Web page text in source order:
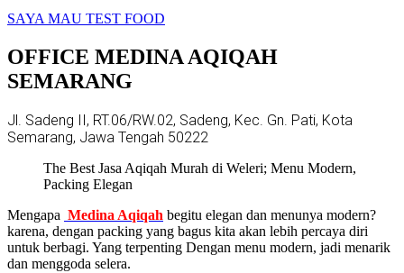
SAYA MAU TEST FOOD
OFFICE MEDINA AQIQAH
SEMARANG
Jl. Sadeng II, RT.06/RW.02, Sadeng, Kec. Gn. Pati, Kota
Semarang, Jawa Tengah 50222
The Best Jasa Aqiqah Murah di Weleri; Menu Modern,
Packing Elegan
Mengapa Medina Aqiqah begitu elegan dan menunya modern?
karena, dengan packing yang bagus kita akan lebih percaya diri
untuk berbagi. Yang terpenting Dengan menu modern, jadi menarik
dan menggoda selera.